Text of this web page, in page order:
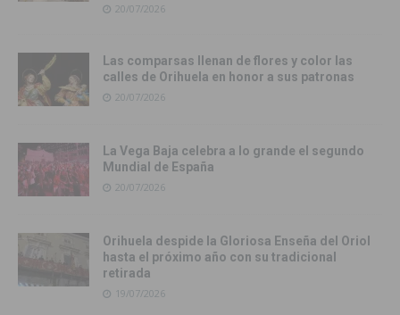
20/07/2026
Las comparsas llenan de flores y color las
calles de Orihuela en honor a sus patronas
20/07/2026
La Vega Baja celebra a lo grande el segundo
Mundial de España
20/07/2026
Orihuela despide la Gloriosa Enseña del Oriol
hasta el próximo año con su tradicional
retirada
19/07/2026